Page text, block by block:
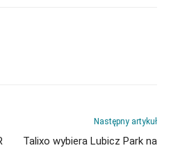
Następny artykuł
Talixo wybiera Lubicz Park na